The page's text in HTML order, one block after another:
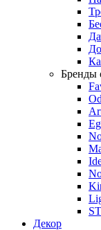
Бренды
Декор